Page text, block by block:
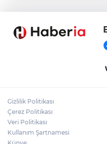
Kayseri
Gizlilik Politikası
Çerez Politikası
Veri Politikası
Kullanım Şartnamesi